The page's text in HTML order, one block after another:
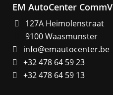
EM AutoCenter CommV
127A Heimolenstraat
9100 Waasmunster
info@emautocenter.be
+32 478 64 59 23
+32 478 64 59 13